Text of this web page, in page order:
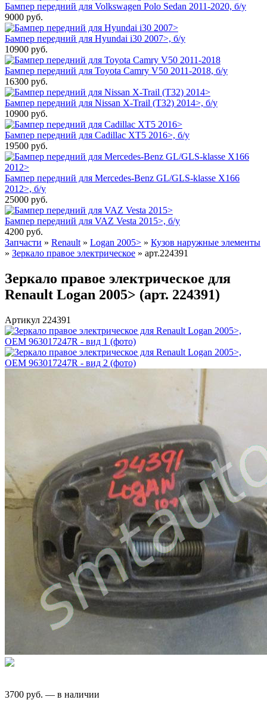
Бампер передний для Volkswagen Polo Sedan 2011-2020, б/у
9000 руб.
Бампер передний для Hyundai i30 2007>, б/у
10900 руб.
Бампер передний для Toyota Camry V50 2011-2018, б/у
16300 руб.
Бампер передний для Nissan X-Trail (T32) 2014>, б/у
10900 руб.
Бампер передний для Cadillac XT5 2016>, б/у
19500 руб.
Бампер передний для Mercedes-Benz GL/GLS-klasse X166
2012>, б/у
25000 руб.
Бампер передний для VAZ Vesta 2015>, б/у
4200 руб.
Запчасти » Renault » Logan 2005> » Кузов наружные элементы
» Зеркало правое электрическое » арт.224391
Зеркало правое электрическое для
Renault Logan 2005> (арт. 224391)
Артикул 224391
3700 руб. — в наличии